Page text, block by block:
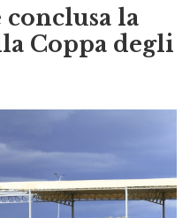
la
Coppa degli